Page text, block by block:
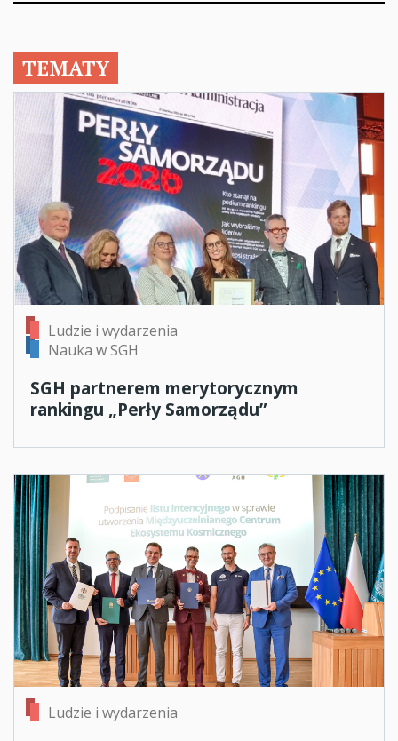
TEMATY
Ludzie i wydarzenia
Nauka w SGH
SGH partnerem merytorycznym
rankingu „Perły Samorządu”
Ludzie i wydarzenia